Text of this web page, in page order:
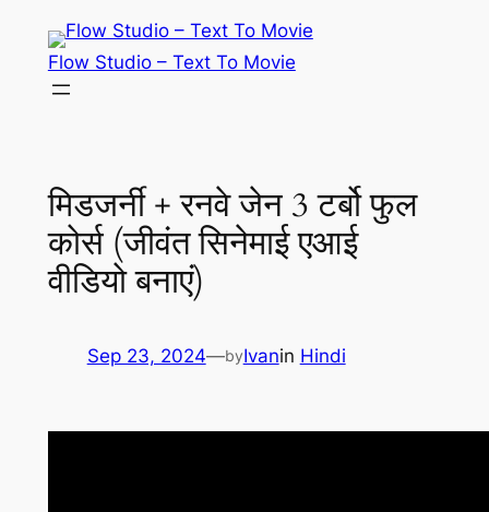
content
Flow Studio – Text To Movie
मिडजर्नी + रनवे जेन 3 टर्बो फुल
कोर्स (जीवंत सिनेमाई एआई
वीडियो बनाएं)
Sep 23, 2024—byIvanin Hindi